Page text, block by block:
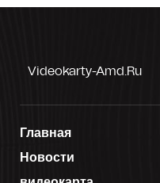
Videokarty-Amd.ru
Главная
Новости